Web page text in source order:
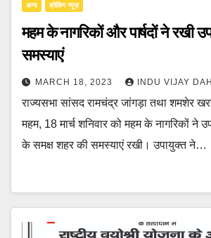
अन्य ब्रेकिंग न्यूज़
महम के नागरिकों और पार्षदों ने रखी
समस्याएं
MARCH 18, 2023 INDU VIJAY
राज्यसभा सांसद रामचंद्र जांगड़ा तथा शमशेर
महम, 18 मार्च शनिवार को महम के नागरिकों ने
के समक्ष शहर की समस्याएं रखी। उपायुक्त ने…